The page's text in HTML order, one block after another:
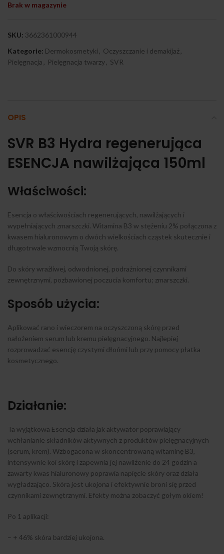
Brak w magazynie
SKU: 3662361000944
Kategorie: Dermokosmetyki Oczyszczanie i demakijaż
Pielęgnacja
Pielęgnacja twarzy SVR
OPIS
SVR B3 Hydra regenerująca
ESENCJA nawilżająca 150ml
Właściwości:
Esencja o właściwościach regenerujących, nawilżających i
wypełniających zmarszczki. Witamina B3 w stężeniu 2% połączona z
kwasem hialuronowym o dwóch wielkościach cząstek skutecznie i
długotrwale wzmocnią Twoją skórę.
Do skóry wrażliwej, odwodnionej, podrażnionej czynnikami
zewnętrznymi, pozbawionej poczucia komfortu; zmarszczki.
Sposób użycia:
Aplikować rano i wieczorem na oczyszczoną skórę przed
nałożeniem serum lub kremu pielęgnacyjnego. Najlepiej
rozprowadzać esencję czystymi dłońmi lub przy pomocy płatka
kosmetycznego.
Działanie:
Ta wyjątkowa Esencja działa jak aktywator poprawiający
wchłanianie składników aktywnych z produktów pielęgnacyjnych
(serum, krem). Wzbogacona w skoncentrowaną witaminę B3,
intensywnie koi skórę i zapewnia jej nawilżenie do 24 godzin a
zawarty kwas hialuronowy poprawia napięcie skóry oraz działa
wygładzająco. Skóra jest ukojona i efektywnie broni się przed
czynnikami zewnętrznymi. Efekty można zobaczyć gołym okiem!
Po 1 aplikacji:
– + 46% skóra bardziej ukojona.